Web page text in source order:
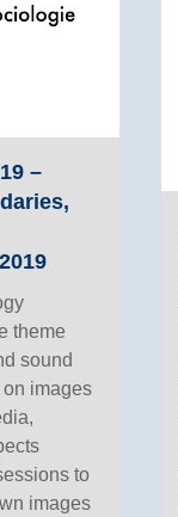
–
theme
sound
images
to
images